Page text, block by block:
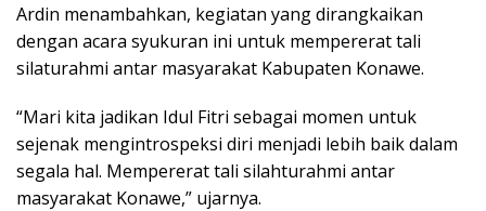
Ardin menambahkan, kegiatan yang dirangkaikan
dengan acara syukuran ini untuk mempererat tali
silaturahmi antar masyarakat Kabupaten Konawe.
“Mari kita jadikan Idul Fitri sebagai momen untuk
sejenak mengintrospeksi diri menjadi lebih baik dalam
segala hal. Mempererat tali silahturahmi antar
masyarakat Konawe,” ujarnya.